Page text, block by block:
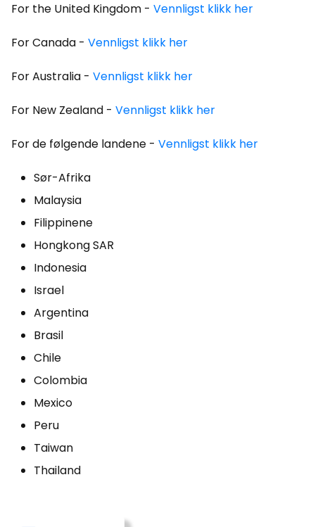
For the United Kingdom - Vennligst klikk her
For Canada - Vennligst klikk her
For Australia - Vennligst klikk her
For New Zealand - Vennligst klikk her
For de følgende landene - Vennligst klikk her
Sør-Afrika
Malaysia
Filippinene
Hongkong SAR
Indonesia
Israel
Argentina
Brasil
Chile
Colombia
Mexico
Peru
Taiwan
Thailand